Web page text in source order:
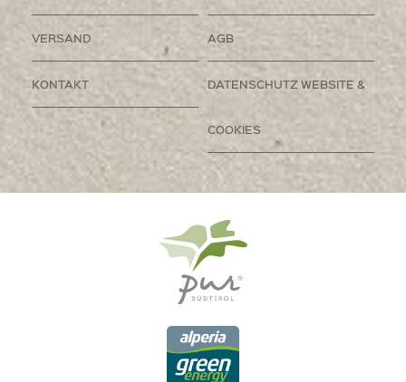
VERSAND AGB
KONTAKT DATENSCHUTZ WEBSITE &
COOKIES